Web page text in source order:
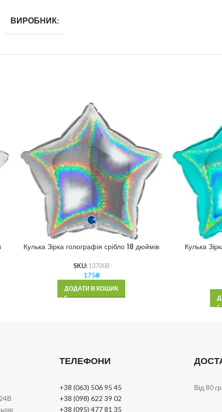
ВИРОБНИК:
Кулька Зірка голографія срібло 18 дюймів
SKU: 137008
175₴
ДОДАТИ В КОШИК
Кулька
ТЕЛЕФОНИ
+38 (063) 506 95 45
+38 (098) 622 39 02
+38 (095) 477 81 35
Від 80